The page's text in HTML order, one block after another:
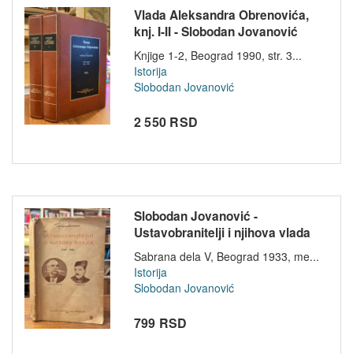
Vlada Aleksandra Obrenovića,
knj. I-II - Slobodan Jovanović
Knjige 1-2, Beograd 1990, str. 3...
Istorija
Slobodan Jovanović
2 550 RSD
Slobodan Jovanović -
Ustavobranitelji i njihova vlada
(1838-...
Sabrana dela V, Beograd 1933, me...
Istorija
Slobodan Jovanović
799 RSD